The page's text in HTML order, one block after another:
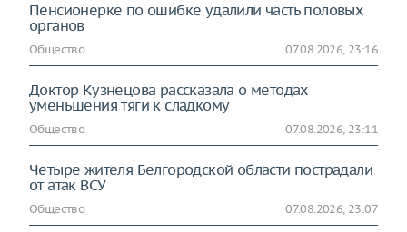
Пенсионерке по ошибке удалили часть половых
органов
Общество 07.08.2026, 23:16
Доктор Кузнецова рассказала о методах
уменьшения тяги к сладкому
Общество 07.08.2026, 23:11
Четыре жителя Белгородской области пострадали
от атак ВСУ
Общество 07.08.2026, 23:07